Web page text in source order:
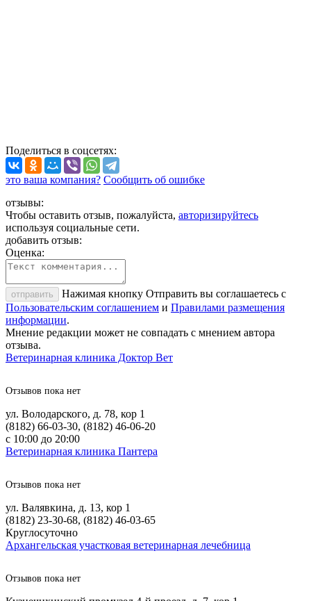
Поделиться в соцсетях:
это ваша компания? Сообщить об ошибке
отзывы:
Чтобы оставить отзыв, пожалуйста, авторизируйтесь
используя социальные сети.
добавить отзыв:
Оценка:
отправить
Нажимая кнопку Отправить вы соглашаетесь с
Пользовательским соглашением и Правилами размещения
информации.
Мнение редакции может не совпадать с мнением автора
отзыва.
Ветеринарная клиника Доктор Вет
Отзывов пока нет
ул. Володарского, д. 78, кор 1
(8182) 66-03-30, (8182) 46-06-20
с 10:00 до 20:00
Ветеринарная клиника Пантера
Отзывов пока нет
ул. Валявкина, д. 13, кор 1
(8182) 23-30-68, (8182) 46-03-65
Круглосуточно
Архангельская участковая ветеринарная лечебница
Отзывов пока нет